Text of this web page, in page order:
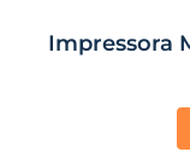
Impressora